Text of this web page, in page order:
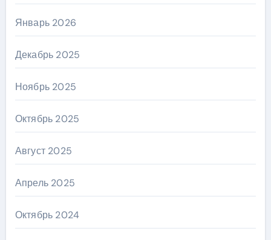
Январь 2026
Декабрь 2025
Ноябрь 2025
Октябрь 2025
Август 2025
Апрель 2025
Октябрь 2024